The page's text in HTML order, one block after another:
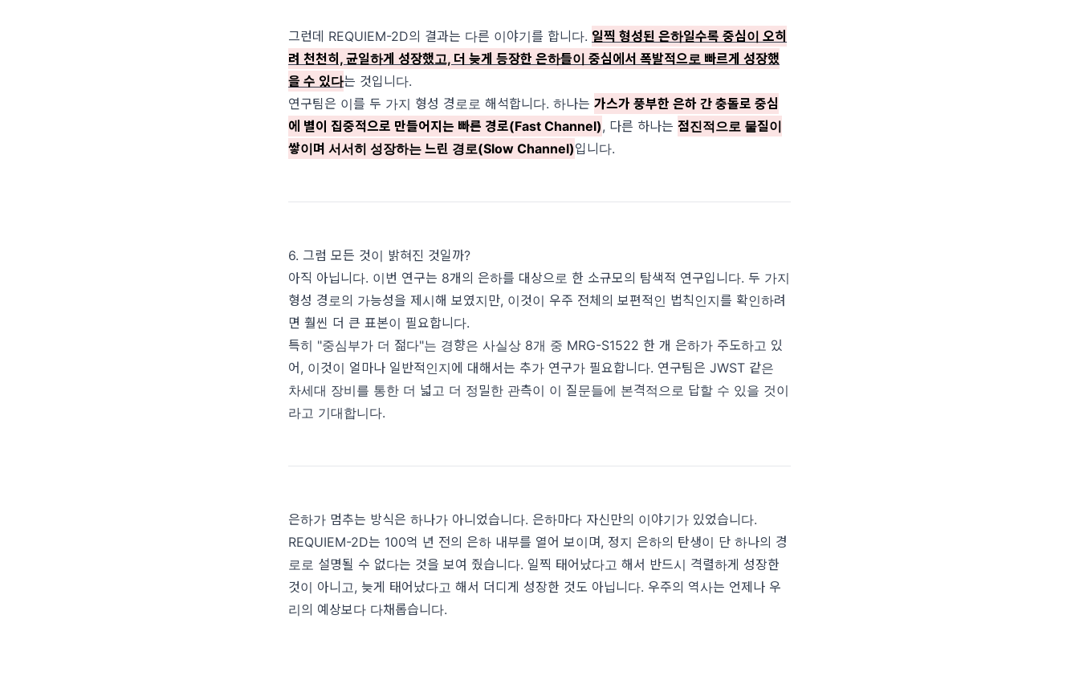
그런데 REQUIEM-2D의 결과는 다른 이야기를 합니다. 일찍 형성된 은하일수록 중심이 오히
려 천천히, 균일하게 성장했고, 더 늦게 등장한 은하들이 중심에서 폭발적으로 빠르게 성장했
을 수 있다는 것입니다.
연구팀은 이를 두 가지 형성 경로로 해석합니다. 하나는가스가 풍부한 은하 간 충돌로 중심
에 별이 집중적으로 만들어지는 빠른 경로(Fast Channel), 다른 하나는점진적으로 물질이
쌓이며 서서히 성장하는 느린 경로(Slow Channel)입니다.
6. 그럼 모든 것이 밝혀진 것일까?
아직 아닙니다. 이번 연구는 8개의 은하를 대상으로 한 소규모의 탐색적 연구입니다. 두 가지
형성 경로의 가능성을 제시해 보였지만, 이것이 우주 전체의 보편적인 법칙인지를 확인하려
면 훨씬 더 큰 표본이 필요합니다.
특히 "중심부가 더 젊다"는 경향은 사실상 8개 중 MRG-S1522 한 개 은하가 주도하고 있
어, 이것이 얼마나 일반적인지에 대해서는 추가 연구가 필요합니다. 연구팀은 JWST 같은
차세대 장비를 통한 더 넓고 더 정밀한 관측이 이 질문들에 본격적으로 답할 수 있을 것이
라고 기대합니다.
은하가 멈추는 방식은 하나가 아니었습니다. 은하마다 자신만의 이야기가 있었습니다.
REQUIEM-2D는 100억 년 전의 은하 내부를 열어 보이며, 정지 은하의 탄생이 단 하나의 경
로로 설명될 수 없다는 것을 보여 줬습니다. 일찍 태어났다고 해서 반드시 격렬하게 성장한
것이 아니고, 늦게 태어났다고 해서 더디게 성장한 것도 아닙니다. 우주의 역사는 언제나 우
리의 예상보다 다채롭습니다.